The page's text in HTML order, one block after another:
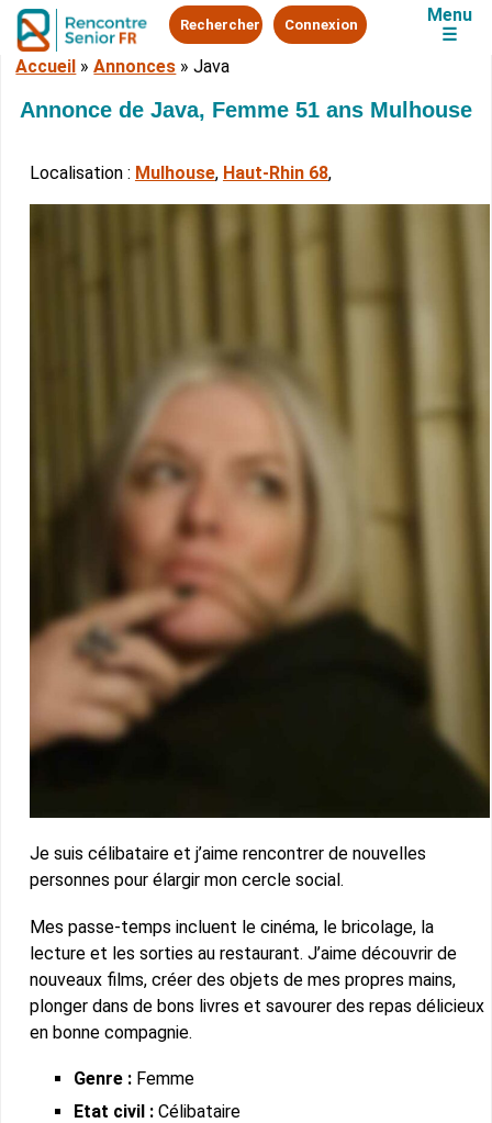
Rechercher Connexion
Menu
☰
Accueil »Annonces »Java
Annonce de Java, Femme 51 ans Mulhouse
Localisation : Mulhouse, Haut-Rhin 68,
Je suis célibataire et j’aime rencontrer de nouvelles
personnes pour élargir mon cercle social.
Mes passe-temps incluent le cinéma, le bricolage, la
lecture et les sorties au restaurant. J’aime découvrir de
nouveaux films, créer des objets de mes propres mains,
plonger dans de bons livres et savourer des repas délicieux
en bonne compagnie.
Genre : Femme
Etat civil : Célibataire